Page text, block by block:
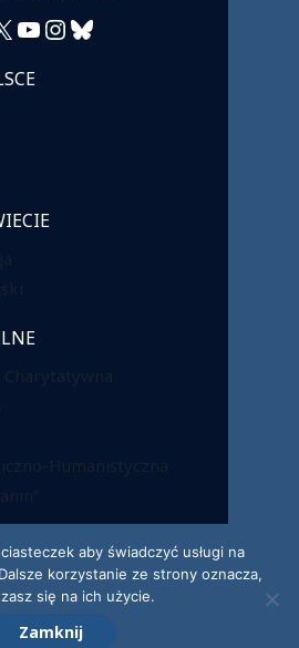
YouTube
Instagram
Bluesky
aby świadczyć usługi na
korzystanie ze strony oznacza,
się na ich użycie.
Zamknij